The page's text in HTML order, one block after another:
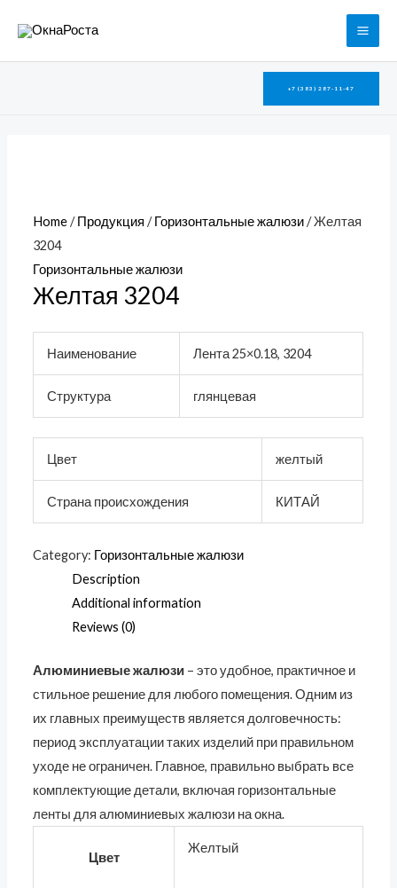
содержимому
+7 (383) 287-11-47
Home/Продукция /Горизонтальные жалюзи/ Желтая
3204
Горизонтальные жалюзи
Желтая 3204
Наименование Лента 25×0.18, 3204
Структура глянцевая
Цвет желтый
Страна происхождения КИТАЙ
Category: Горизонтальные жалюзи
Description
Additional information
Reviews (0)
Алюминиевые жалюзи – это удобное, практичное и
стильное решение для любого помещения. Одним из
их главных преимуществ является долговечность:
период эксплуатации таких изделий при правильном
уходе не ограничен. Главное, правильно выбрать все
комплектующие детали, включая горизонтальные
ленты для алюминиевых жалюзи на окна.
Цвет
Желтый